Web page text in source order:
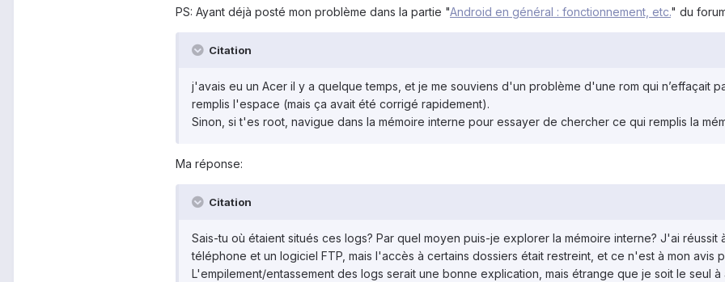
PS: Ayant déjà posté mon problème dans la partie "Android en général : fonctionnement, etc." du
Citation
j'avais eu un Acer il y a quelque temps, et je me souviens d'un problème d'une rom qui n’effaçait
remplis l'espace (mais ça avait été corrigé rapidement).
Sinon, si t'es root, navigue dans la mémoire interne pour essayer de chercher ce qui remplis la
Ma réponse:
Citation
Sais-tu où étaient situés ces logs? Par quel moyen puis-je explorer la mémoire interne? J'ai
téléphone et un logiciel FTP, mais l'accès à certains dossiers était restreint, et ce n'est à mon avis
L'empilement/entassement des logs serait une bonne explication, mais étrange que je soit le seul à